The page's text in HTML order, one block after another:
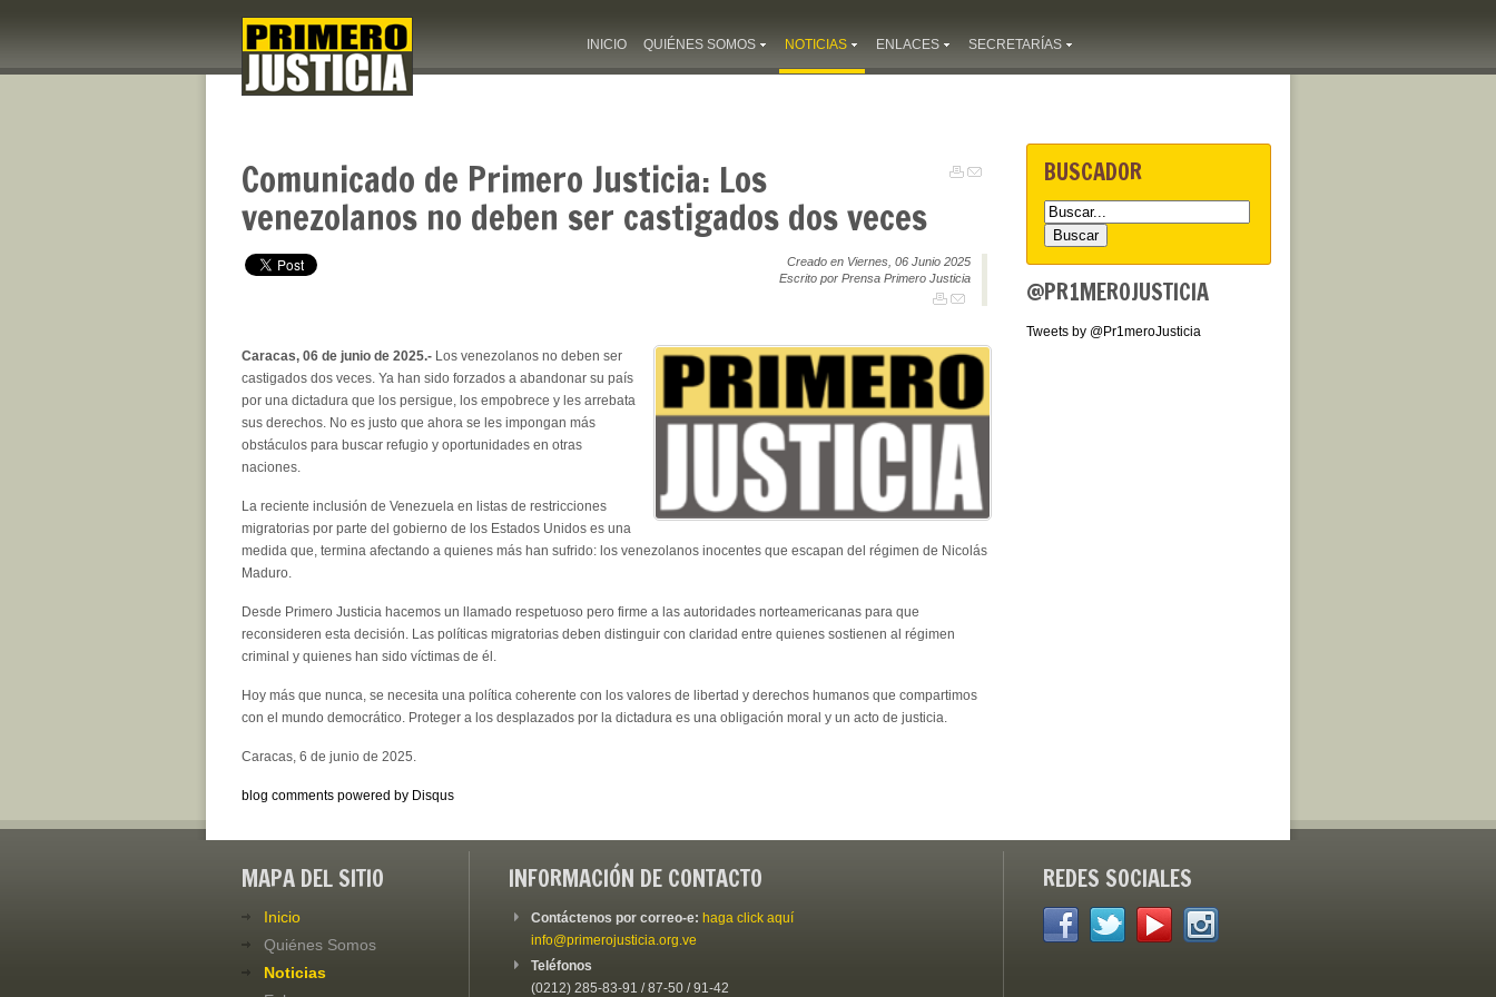
INICIO QUIÉNES SOMOS NOTICIAS ENLACES SECRETARÍAS
Comunicado de Primero Justicia: Los
venezolanos no deben ser castigados dos veces
Creado en Viernes, 06 Junio 2025
Escrito por Prensa Primero Justicia
Caracas, 06 de junio de 2025.- Los venezolanos no deben ser
castigados dos veces. Ya han sido forzados a abandonar su país
por una dictadura que los persigue, los empobrece y les arrebata
sus derechos. No es justo que ahora se les impongan más
obstáculos para buscar refugio y oportunidades en otras
naciones.
La reciente inclusión de Venezuela en listas de restricciones
migratorias por parte del gobierno de los Estados Unidos es una
medida que, termina afectando a quienes más han sufrido: los venezolanos inocentes que escapan del régimen de Nicolás
Maduro.
Desde Primero Justicia hacemos un llamado respetuoso pero firme a las autoridades norteamericanas para que
reconsideren esta decisión. Las políticas migratorias deben distinguir con claridad entre quienes sostienen al régimen
criminal y quienes han sido víctimas de él.
Hoy más que nunca, se necesita una política coherente con los valores de libertad y derechos humanos que compartimos
con el mundo democrático. Proteger a los desplazados por la dictadura es una obligación moral y un acto de justicia.
Caracas, 6 de junio de 2025.
blog comments powered by Disqus
BUSCADOR
@PR1MEROJUSTICIA
Tweets by @Pr1meroJusticia
MAPA DEL SITIO
Inicio
Quiénes Somos
Noticias
INFORMACIÓN DE CONTACTO
Contáctenos por correo-e: haga click aquí
info@primerojusticia.org.ve
Teléfonos
(0212) 285-83-91 / 87-50 / 91-42
REDES SOCIALES